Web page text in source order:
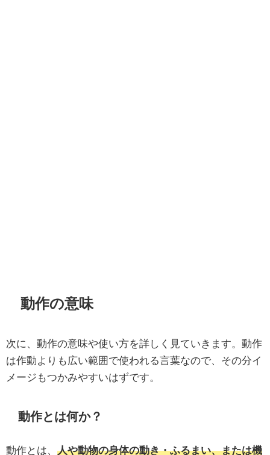
動作の意味
次に、動作の意味や使い方を詳しく見ていきます。動作
は作動よりも広い範囲で使われる言葉なので、その分イ
メージもつかみやすいはずです。
動作とは何か？
動作とは、 人や動物の身体の動き・ふるまい、または機